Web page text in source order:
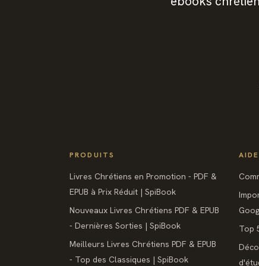
PRODUITS
Livres Chrétiens en Promotion - PDF &
EPUB à Prix Réduit | SpiBook
Nouveaux Livres Chrétiens PDF & EPUB
- Dernières Sorties | SpiBook
Meilleurs Livres Chrétiens PDF & EPUB
- Top des Classiques | SpiBook
AIDE
Top